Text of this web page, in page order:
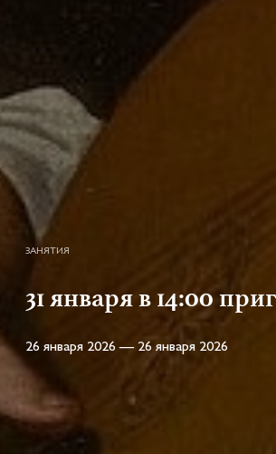
ЗАНЯТИЯ
31 января в 14:00
26 января 2026 — 26 января 2026